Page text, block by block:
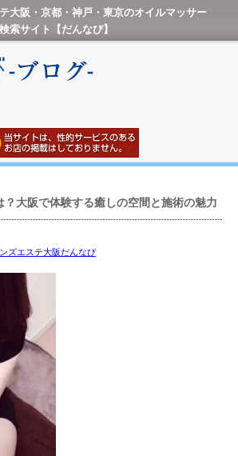
大阪・京都・神戸・東京のオイルマッサー
索サイト【だんなび】
？大阪で体験する癒しの空間と施術の魅力
ンズエステ大阪だんなび